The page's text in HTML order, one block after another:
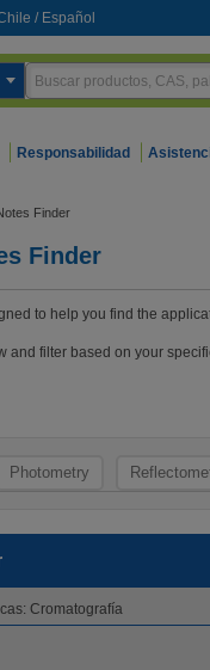
/ Español
Responsabilidad
Finder
Finder
to help you find the
and filter based on your
Photometry
Cromatografía